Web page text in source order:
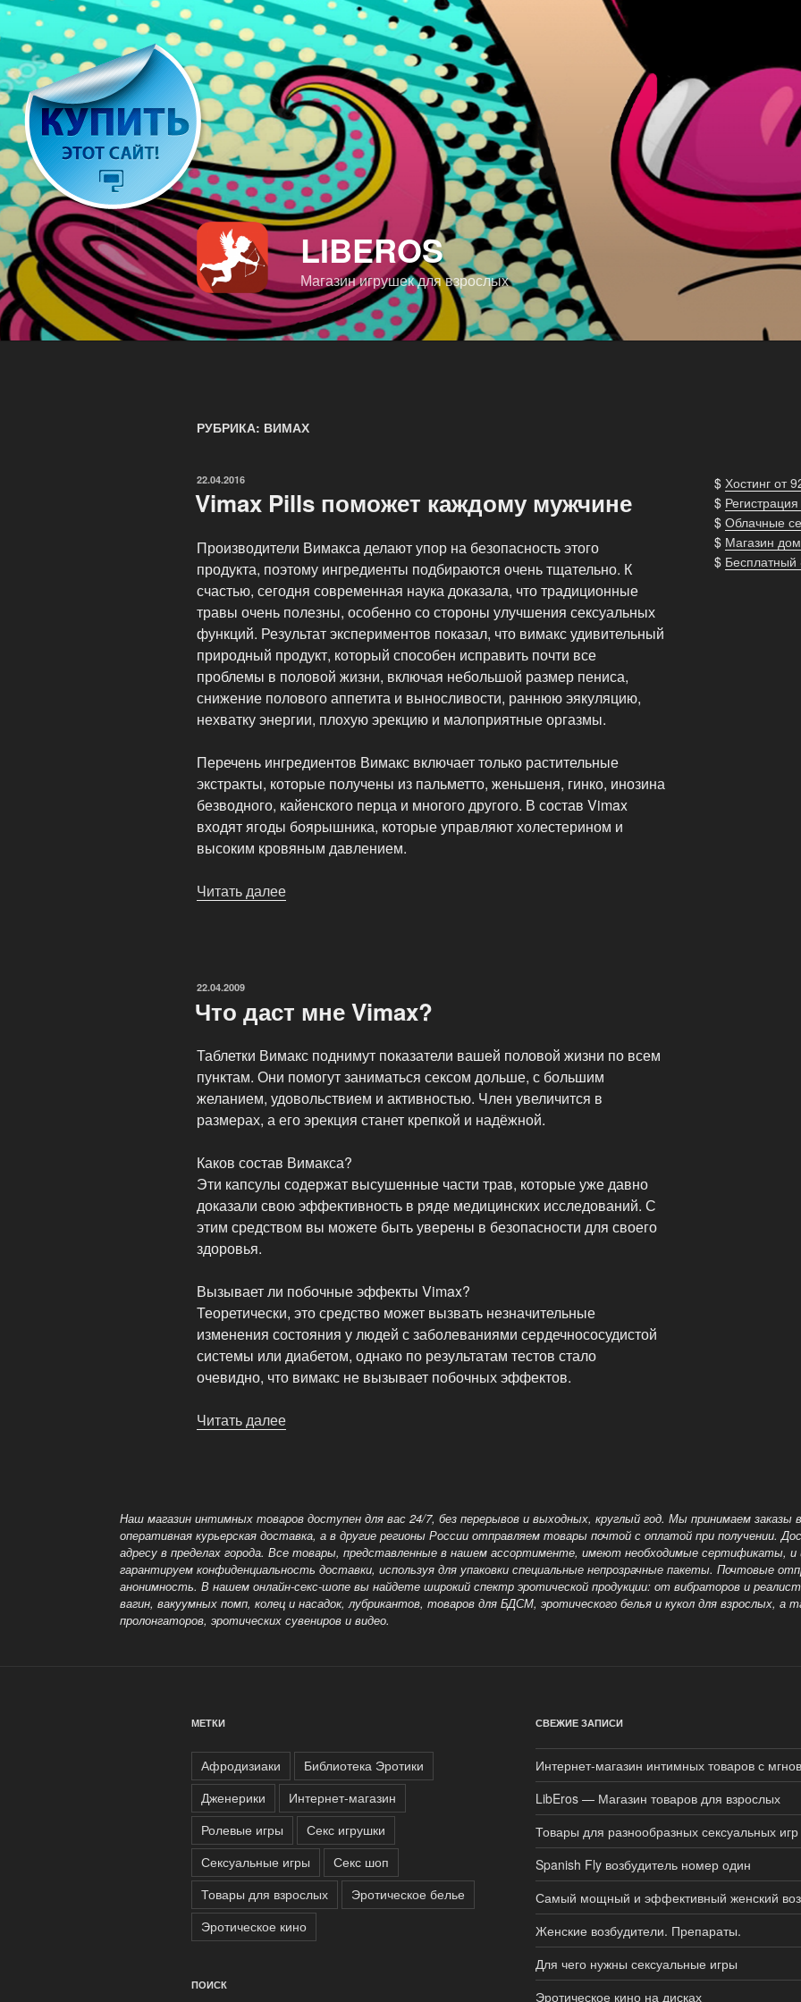
Перейти
к
содержимому
LIBEROS
Магазин игрушек для взрослых
РУБРИКА: ВИМАХ
ОПУБЛИКОВАНО
22.04.2016
Vimax Pills поможет каждому мужчине
Производители Вимакса делают упор на безопасность этого
продукта, поэтому ингредиенты подбираются очень тщательно. К
счастью, сегодня современная наука доказала, что традиционные
травы очень полезны, особенно со стороны улучшения сексуальных
функций. Результат экспериментов показал, что вимакс удивительный
природный продукт, который способен исправить почти все
проблемы в половой жизни, включая небольшой размер пениса,
снижение полового аппетита и выносливости, раннюю эякуляцию,
нехватку энергии, плохую эрекцию и малоприятные оргазмы.
Перечень ингредиентов Вимакс включает только растительные
экстракты, которые получены из пальметто, женьшеня, гинко, инозина
безводного, кайенского перца и многого другого. В состав Vimax
входят ягоды боярышника, которые управляют холестерином и
высоким кровяным давлением.
Читать далее
ОПУБЛИКОВАНО
22.04.2009
Что даст мне Vimax?
Таблетки Вимакс поднимут показатели вашей половой жизни по всем
пунктам. Они помогут заниматься сексом дольше, с большим
желанием, удовольствием и активностью. Член увеличится в
размерах, а его эрекция станет крепкой и надёжной.
Каков состав Вимакса?
Эти капсулы содержат высушенные части трав, которые уже давно
доказали свою эффективность в ряде медицинских исследований. С
этим средством вы можете быть уверены в безопасности для своего
здоровья.
Вызывает ли побочные эффекты Vimax?
Теоретически, это средство может вызвать незначительные
изменения состояния у людей с заболеваниями сердечнососудистой
системы или диабетом, однако по результатам тестов стало
очевидно, что вимакс не вызывает побочных эффектов.
Читать далее
$ Хостинг от
$
$ Облачные
$ Магазин
$ Бесплатный
Наш магазин интимных товаров доступен для вас 24/7, без перерывов и выходных, круглый год. Мы принимаем
оперативная курьерская доставка, а в другие регионы России отправляем товарыпочтой с оплатой при получении.
адресу в пределах города. Все товары, представленные в нашем ассортименте, имеют необходимые сертификаты,
гарантируем конфиденциальность доставки, используя для упаковки специальные непрозрачные пакеты. Почтовые
анонимность. В нашем онлайн-секс-шопе вы найдете широкий спектр эротической продукции: от вибраторов и
вагин, вакуумных помп, колец и насадок, лубрикантов, товаров для БДСМ, эротического белья и кукол для взрослых, а
пролонгаторов, эротических сувениров и видео.
МЕТКИ
Афродизиаки
Библиотека Эротики
Дженерики
Интернет-магазин
Ролевые игры
Секс игрушки
Сексуальные игры
Секс шоп
Товары для взрослых
Эротическое белье
Эротическое кино
ПОИСК
СВЕЖИЕ ЗАПИСИ
Интернет-магазин интимных товаров с
LibEros — Магазин товаров для взрослых
Товары для разнообразных сексуальных игр
Spanish Fly возбудитель номер один
Самый мощный и эффективный женский
Женские возбудители. Препараты.
Для чего нужны сексуальные игры
Эротическое кино на дисках